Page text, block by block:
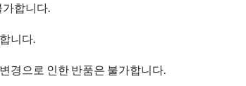
합니다.
니다.
경으로 인한 반품은 불가합니다.